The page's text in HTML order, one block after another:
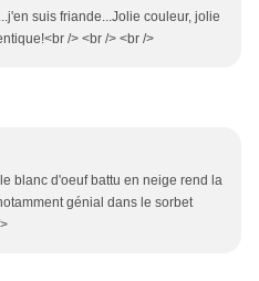
suis friande...Jolie couleur, jolie
/> <br /> <br />
blanc d'oeuf battu en neige rend la
génial dans le sorbet